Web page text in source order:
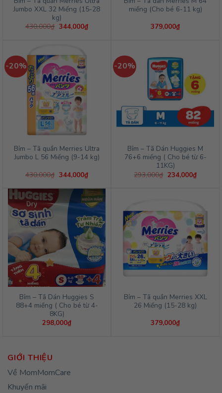
Jumbo XXL 32 Miếng (15-28
kg)
430,000₫ Giá
344,000₫Giá
hiện
miếng (Cho bé 6-11 kg)
379,000₫
-20%
Bỉm – Tã quần Merries Ultra
Jumbo L 56 Miếng (9-14 kg)
430,000₫ Giá
là:
430,000₫.
344,000₫Giá
hiện
tại
là:
344,000₫.
-20%
Bỉm – Tã Dán Huggies M
76+6 miếng ( Cho bé từ 6-
11KG)
293,000₫ Giá
234,000₫Giá
hiện
Bỉm – Tã Dán Huggies S
88+4 miếng ( Cho bé từ 4-
8KG)
298,000₫
Bỉm – Tã quần Merries XXL
26 Miếng (15-28 kg)
379,000₫
GIỚI THIỆU
Về MomMomCare
Khuyến mãi